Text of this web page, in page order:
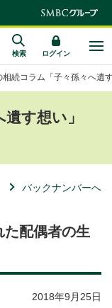
検索 ログイン
相続コラム「子々孫々へ遺
す想い」
バックナンバーへ
配偶者の生
2018年9月25日